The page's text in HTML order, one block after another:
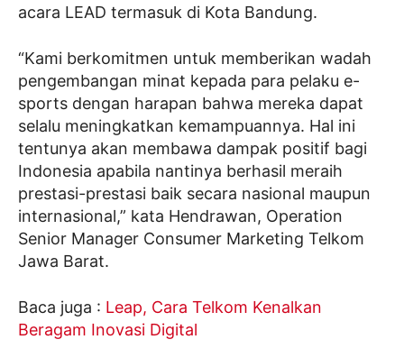
acara LEAD termasuk di Kota Bandung.
“Kami berkomitmen untuk memberikan wadah
pengembangan minat kepada para pelaku e-
sports dengan harapan bahwa mereka dapat
selalu meningkatkan kemampuannya. Hal ini
tentunya akan membawa dampak positif bagi
Indonesia apabila nantinya berhasil meraih
prestasi-prestasi baik secara nasional maupun
internasional,” kata Hendrawan, Operation
Senior Manager Consumer Marketing Telkom
Jawa Barat.
Baca juga : Leap, Cara Telkom Kenalkan
Beragam Inovasi Digital